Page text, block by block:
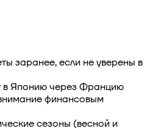
заранее, если не уверены в
в Японию через Францию
финансовым
сезоны (весной и